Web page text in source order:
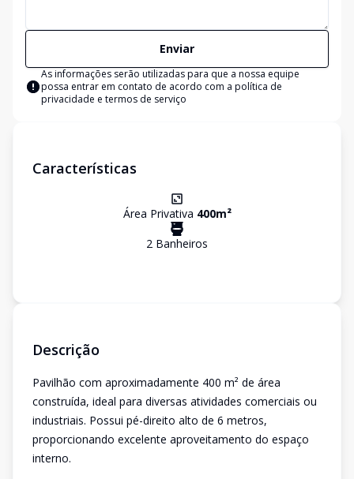
Enviar
As informações serão utilizadas para que a nossa equipe
possa entrar em contato de acordo com a política de
privacidade e termos de serviço
Características
Área Privativa 400m²
2 Banheiros
Descrição
Pavilhão com aproximadamente 400 m² de área
construída, ideal para diversas atividades comerciais ou
industriais. Possui pé-direito alto de 6 metros,
proporcionando excelente aproveitamento do espaço
interno.